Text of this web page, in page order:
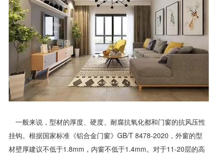
一般来说，型材的厚度、硬度、耐腐抗氧化都和门窗的抗风压性
挂钩。根据国家标准《铝合金门窗》GB/T 8478-2020，外窗的型
材壁厚建议不低于1.8mm，内窗不低于1.4mm‌。对于11-20层的高